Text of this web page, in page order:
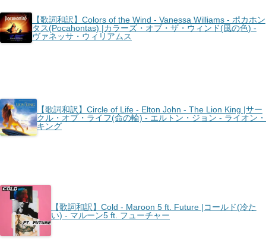
【歌詞和訳】Colors of the Wind - Vanessa Williams - ポカホン
タス(Pocahontas) |カラーズ・オブ・ザ・ウィンド(風の色) -
ヴァネッサ・ウィリアムス
【歌詞和訳】Circle of Life - Elton John - The Lion King |サー
クル・オブ・ライフ(命の輪) - エルトン・ジョン - ライオン・
キング
【歌詞和訳】Cold - Maroon 5 ft. Future |コールド(冷た
い) - マルーン5 ft. フューチャー